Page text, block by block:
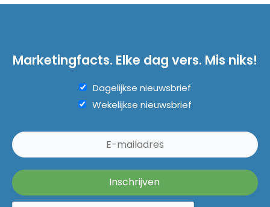
Marketingfacts. Elke dag vers. Mis niks!
Dagelijkse nieuwsbrief
Wekelijkse nieuwsbrief